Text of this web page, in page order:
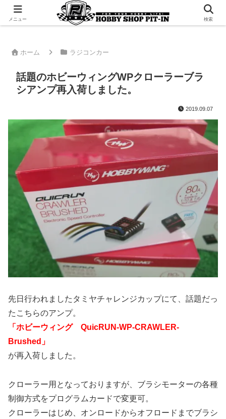
千葉県君津市でラジコンやプラモデルを販売。 ピットインのウェブサイトです
ホーム ラジコンカー
話題のホビーウィングWPクローラーブラ
シアンプ再入荷しました。
2019.09.07
先日行われましたタミヤチャレンジカップにて、話題だっ
たこちらのアンプ。
「ホビーウィング QuicRUN-WP-CRAWLER-
Brushed」
が再入荷しました。
クローラー用となっておりますが、ブラシモーターの各種
制御方式をプログラムカードで変更可。
クローラーはじめ、オンロードからオフロードまでブラシ
メニュー 検索